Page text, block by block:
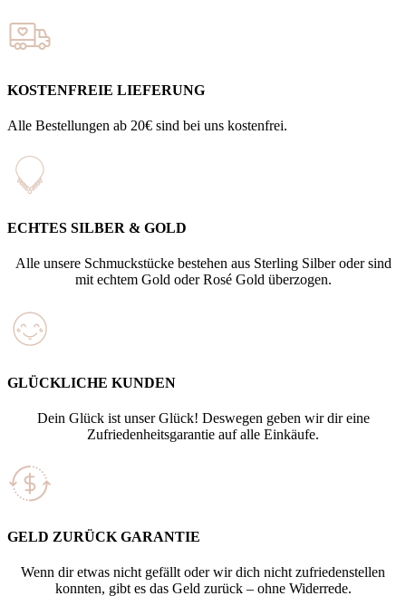
KOSTENFREIE LIEFERUNG
Alle Bestellungen ab 20€ sind bei uns kostenfrei.
ECHTES SILBER & GOLD
Alle unsere Schmuckstücke bestehen aus Sterling Silber oder sind
mit echtem Gold oder Rosé Gold überzogen.
GLÜCKLICHE KUNDEN
Dein Glück ist unser Glück! Deswegen geben wir dir eine
Zufriedenheitsgarantie auf alle Einkäufe.
GELD ZURÜCK GARANTIE
Wenn dir etwas nicht gefällt oder wir dich nicht zufriedenstellen
konnten, gibt es das Geld zurück – ohne Widerrede.